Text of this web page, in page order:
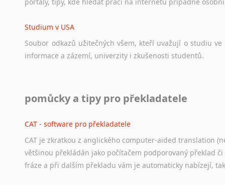
Studium v USA
Soubor odkazů užitečných všem, kteří uvažují o studiu ve
informace a zázemí, univerzity i zkušenosti studentů.
Odkazy poskytující cenné informace nekomerčního
Studium v Austrálii
Soubor odkazů užitečných všem, kteří uvažují o studiu v
a zázemí, australské univerzity a samozřejmě i osobní
pomůcky a tipy pro překladatele
CAT - software pro překladatele
CAT je zkratkou z anglického computer-aided translation
většinou překládán jako počítačem podporovaný překlad
fráze a při dalším překladu vám je automaticky nabízejí,